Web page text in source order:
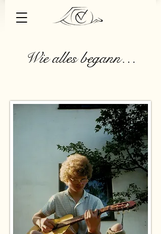
Wie alles begann…